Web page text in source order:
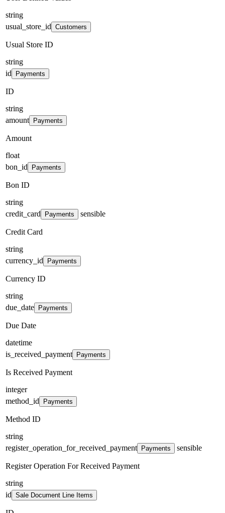
string
usual_store_id Customers
Usual Store ID
string
id
Payments
ID
string
amount
Payments
Amount
float
bon_id
Payments
Bon ID
string
credit_card
Payments sensible
Credit Card
string
currency_id
Payments
Currency ID
string
due_date
Payments
Due Date
datetime
is_received_payment
Payments
Is Received Payment
integer
method_id
Payments
Method ID
string
register_operation_for_received_payment
Payments sensible
Register Operation For Received Payment
string
id Sale Document Line Items